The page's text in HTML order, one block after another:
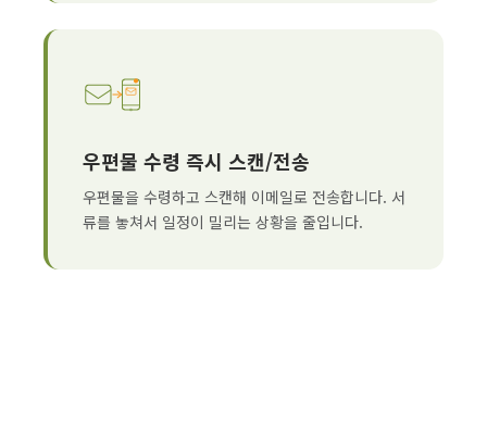
우편물 수령 즉시 스캔/전송
우편물을 수령하고 스캔해 이메일로 전송합니다. 서
류를 놓쳐서 일정이 밀리는 상황을 줄입니다.